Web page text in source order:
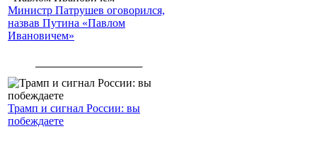
Министр Патрушев оговорился,
назвав Путина «Павлом
Ивановичем»
Трамп и сигнал России: вы
побеждаете